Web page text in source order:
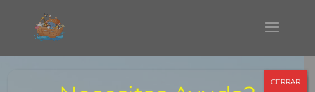
CERRAR